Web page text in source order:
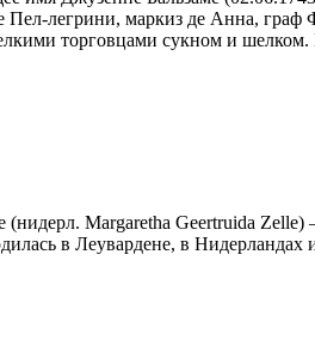
легрини, маркиз де Анна, граф
торговцами сукном и
Margaretha Geertruida
в Леувардене, в